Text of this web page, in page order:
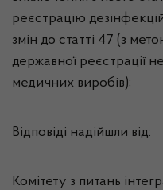
реєстрацію
змін до статті 47 (з
державної реєстрації
медичних виробів);
Відповіді надійшли від:
Комітету з питань